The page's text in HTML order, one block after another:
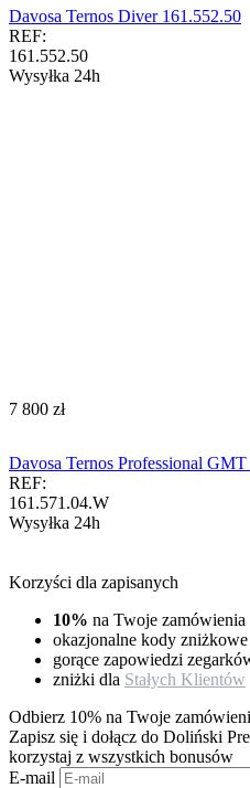
Davosa Ternos Diver 161.552.50
REF:
161.552.50
Wysyłka 24h
‍7 800‍ zł
Davosa Ternos Professional
REF:
161.571.04.W
Wysyłka 24h
Korzyści dla zapisanych
10% na Twoje zamówienia
okazjonalne kody zniżkowe
gorące zapowiedzi
zniżki dla Stałych Klientów
Odbierz 10% na Twoje
Zapisz się i dołącz do Doliński
korzystaj z wszystkich bonusów
E-mail